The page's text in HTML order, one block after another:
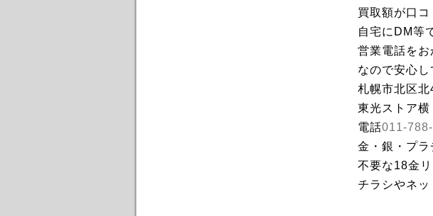
買取額が口コ
自宅にDM等
営業電話をお
なので安心し
札幌市北区
東光ストア横
電話011-
金・銀・プ
不要な18金
チラシやネッ